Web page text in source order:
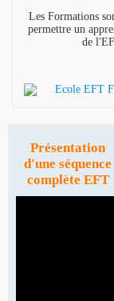
Les Formations
permettre un
de
Présentation
d'une séquence
complète EFT